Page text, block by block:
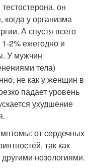
он
у организма
А спустя всего
1-2% ежегодно и
У мужчин
тела)
не как у женщин в
падает уровень
ухудшение
от сердечных
так как
нозологиями.